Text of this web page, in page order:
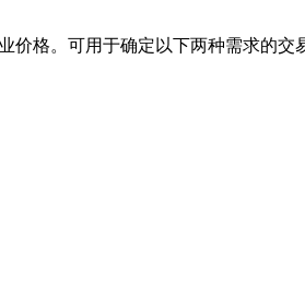
格。可用于确定以下两种需求的交